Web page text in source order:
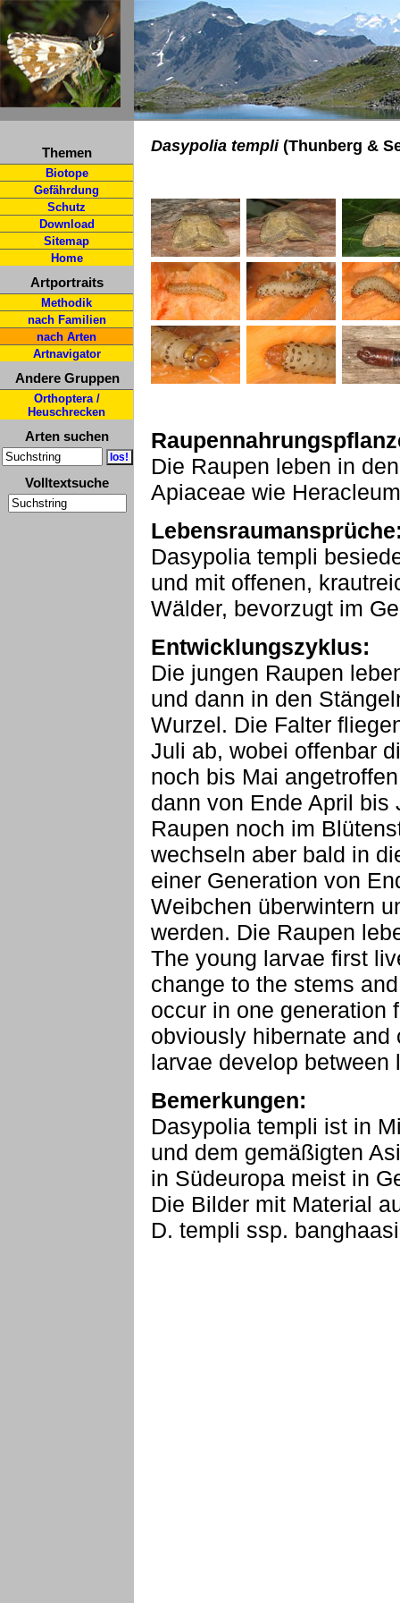
Themen
Biotope
Gefährdung
Schutz
Download
Sitemap
Home
Artportraits
Methodik
nach Familien
nach Arten
Artnavigator
Andere Gruppen
Orthoptera /
Heuschrecken
Arten suchen
Volltextsuche
Dasypolia templi(Thunberg &
Die Raupen leben in
Apiaceae wie
Dasypolia templi
und mit offenen,
Wälder, bevorzugt im
Entwicklungszyklus:
Die jungen Raupen
und dann in den
Wurzel. Die Falter
Juli ab, wobei offenbar
noch bis Mai
dann von Ende April
Raupen noch im
wechseln aber bald in
einer Generation von
Weibchen überwintern
werden. Die Raupen
The young larvae first
change to the stems
occur in one generation
obviously hibernate and
larvae develop between
Bemerkungen:
Dasypolia templi ist in
und dem gemäßigten
in Südeuropa meist in
Die Bilder mit Material
D. templi ssp.